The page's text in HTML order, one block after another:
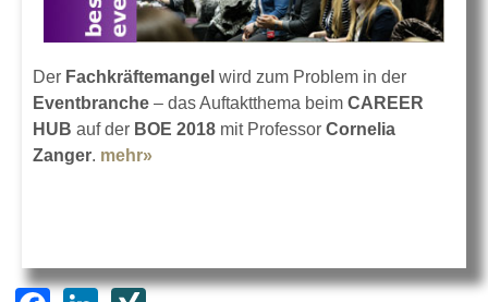
Der Fachkräftemangel wird zum Problem in der
Eventbranche – das Auftaktthema beim CAREER
HUB auf der BOE 2018 mit Professor Cornelia
Zanger. mehr»